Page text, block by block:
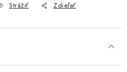
Strážiť Zdieľať